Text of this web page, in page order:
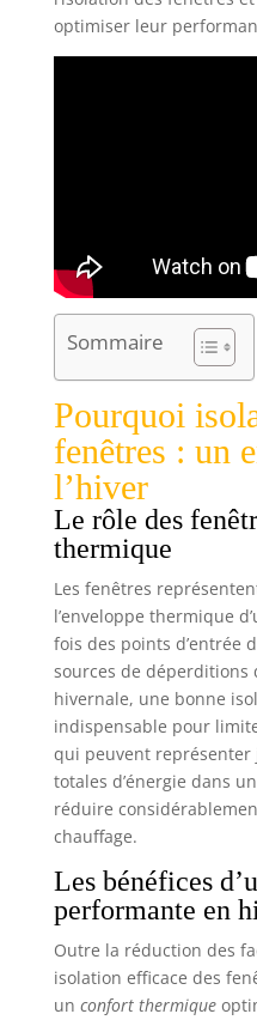
optimiser leur
Sommaire
Pourquoi
fenêtres : un
l’hiver
Le rôle des
thermique
Les fenêtres
l’enveloppe thermique
fois des points d’entrée
sources de déperditions
hivernale, une bonne
indispensable pour
qui peuvent représenter
totales d’énergie dans
réduire
chauffage.
Les bénéfices
performante en
Outre la réduction des
isolation efficace des
un confort thermique